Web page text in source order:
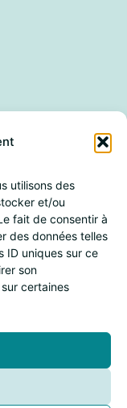
utilisons des
et/ou
fait de consentir à
des données telles
ID uniques sur ce
son
certaines